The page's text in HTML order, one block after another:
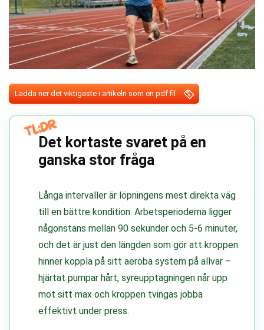
Ladda ner det viktigaste i artikeln som en pdf fil
Det kortaste svaret på en
ganska stor fråga
Långa intervaller är löpningens mest direkta väg
till en bättre kondition. Arbetsperioderna ligger
någonstans mellan 90 sekunder och 5-6 minuter,
och det är just den längden som gör att kroppen
hinner koppla på sitt aeroba system på allvar –
hjärtat pumpar hårt, syreupptagningen når upp
mot sitt max och kroppen tvingas jobba
effektivt under press.